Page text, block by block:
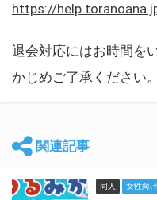
https://
退会対応にはお時間を
かじめご了承ください。
関連記事
同人 女性向け